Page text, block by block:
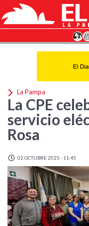
La Pampa
La CPE
servicio
Rosa
02 OCTUBRE 2025 - 11:45